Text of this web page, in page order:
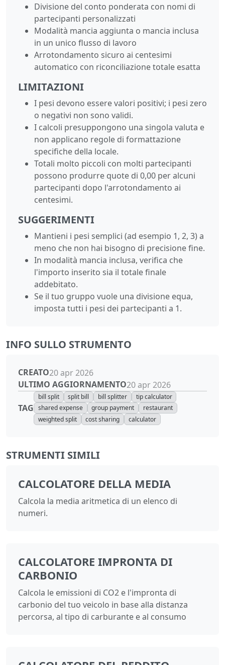
Divisione del conto ponderata con nomi di
partecipanti personalizzati
Modalità mancia aggiunta o mancia inclusa
in un unico flusso di lavoro
Arrotondamento sicuro ai centesimi
automatico con riconciliazione totale esatta
LIMITAZIONI
I pesi devono essere valori positivi; i pesi zero
o negativi non sono validi.
I calcoli presuppongono una singola valuta e
non applicano regole di formattazione
specifiche della locale.
Totali molto piccoli con molti partecipanti
possono produrre quote di 0,00 per alcuni
partecipanti dopo l'arrotondamento ai
centesimi.
SUGGERIMENTI
Mantieni i pesi semplici (ad esempio 1, 2, 3) a
meno che non hai bisogno di precisione fine.
In modalità mancia inclusa, verifica che
l'importo inserito sia il totale finale
addebitato.
Se il tuo gruppo vuole una divisione equa,
imposta tutti i pesi dei partecipanti a 1.
INFO SULLO STRUMENTO
CREATO20 apr 2026
ULTIMO AGGIORNAMENTO20 apr 2026
TAG
bill split split bill bill splitter
tip calculator
shared expense
group payment
restaurant
weighted split
cost sharing calculator
STRUMENTI SIMILI
CALCOLATORE DELLA MEDIA
Calcola la media aritmetica di un elenco di
numeri.
CALCOLATORE IMPRONTA DI
CARBONIO
Calcola le emissioni di CO2 e l'impronta di
carbonio del tuo veicolo in base alla distanza
percorsa, al tipo di carburante e al consumo